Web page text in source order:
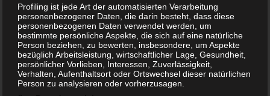
21. Januar 2020
In "Termine"
DAS KÖNNTE DICH AUCH INTERESSIEREN …
Profiling ist jede Art der automatisierten Verarbeitung
personenbezogener Daten, die darin besteht, dass diese
personenbezogenen Daten verwendet werden, um
bestimmte persönliche Aspekte, die sich auf eine natürliche
Person beziehen, zu bewerten, insbesondere, um Aspekte
bezüglich Arbeitsleistung, wirtschaftlicher Lage, Gesundheit,
persönlicher Vorlieben, Interessen, Zuverlässigkeit,
Verhalten, Aufenthaltsort oder Ortswechsel dieser natürlichen
Person zu analysieren oder vorherzusagen.